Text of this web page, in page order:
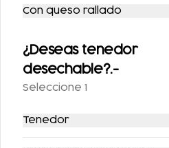
$25.00
Postres
Con queso rallado
¿Deseas tenedor
desechable?.-
Seleccione 1
Tenedor